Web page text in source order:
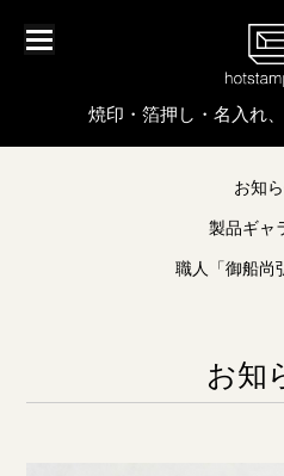
焼印・箔押し・名入れ
お知
製品ギャ
職人「御船尚
お知